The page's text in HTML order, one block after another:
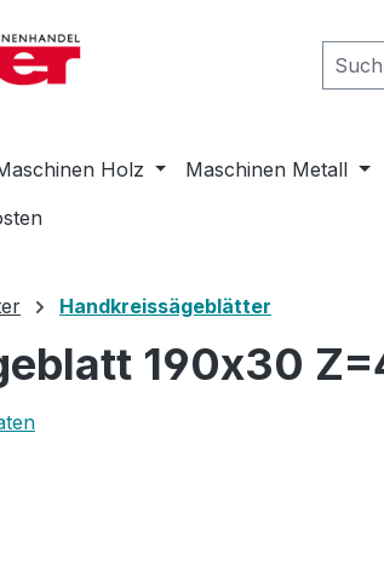
Holz Maschinen Metall
Handkreissägeblätter
190x30